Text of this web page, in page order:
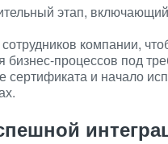
этап,
компании,
бизнес-процессов под
сертификата и начало